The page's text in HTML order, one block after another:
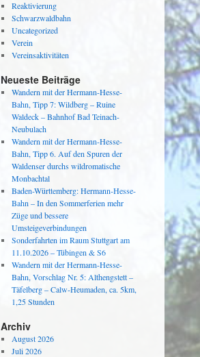
Reaktivierung
Schwarzwaldbahn
Uncategorized
Verein
Vereinsaktivitäten
Neueste Beiträge
Wandern mit der Hermann-Hesse-
Bahn, Tipp 7: Wildberg – Ruine
Waldeck – Bahnhof Bad Teinach-
Neubulach
Wandern mit der Hermann-Hesse-
Bahn, Tipp 6. Auf den Spuren der
Waldenser durchs wildromatische
Monbachtal
Baden-Württemberg: Hermann-Hesse-
Bahn – In den Sommerferien mehr
Züge und bessere
Umsteigeverbindungen
Sonderfahrten im Raum Stuttgart am
11.10.2026 – Tübingen & S6
Wandern mit der Hermann-Hesse-
Bahn, Vorschlag Nr. 5: Althengstett –
Täfelberg – Calw-Heumaden, ca. 5km,
1,25 Stunden
Archiv
August 2026
Juli 2026